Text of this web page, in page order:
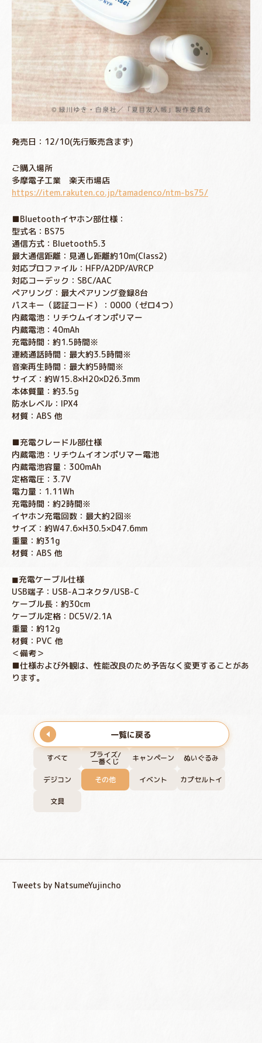
すべて プライズ/
一番くじ キャンペーン ぬいぐるみ
デジコン その他 イベント カプセルトイ
文具
発売日：12/10(先行販売含まず)
ご購入場所
多摩電子工業 楽天市場店
https://item.rakuten.co.jp/tamadenco/ntm-bs75/
■Bluetoothイヤホン部仕様：
型式名：BS75
通信方式：Bluetooth5.3
最大通信距離：見通し距離約10m(Class2)
対応プロファイル：HFP/A2DP/AVRCP
対応コーデック：SBC/AAC
ペアリング：最大ペアリング登録8台
パスキー（認証コード）：0000（ゼロ4つ）
内蔵電池：リチウムイオンポリマー
内蔵電池：40mAh
充電時間：約1.5時間※
連続通話時間：最大約3.5時間※
音楽再生時間：最大約5時間※
サイズ：約W15.8×H20×D26.3mm
本体質量：約3.5g
防水レベル：IPX4
材質：ABS 他
■充電クレードル部仕様
内蔵電池：リチウムイオンポリマー電池
内蔵電池容量：300mAh
定格電圧：3.7V
電力量：1.11Wh
充電時間：約2時間※
イヤホン充電回数：最大約2回※
サイズ：約W47.6×H30.5×D47.6mm
重量：約31g
材質：ABS 他
◼︎充電ケーブル仕様
USB端子：USB-Aコネクタ/USB-C
ケーブル長：約30cm
ケーブル定格：DC5V/2.1A
重量：約12g
材質：PVC 他
＜備考＞
■仕様および外観は、性能改良のため予告なく変更することがあ
ります。
一覧に戻る
Tweets by NatsumeYujincho